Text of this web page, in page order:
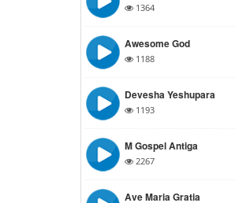
1364
Awesome God
1188
Devesha Yeshupara
1193
M Gospel Antiga
2267
Ave Maria Gratia